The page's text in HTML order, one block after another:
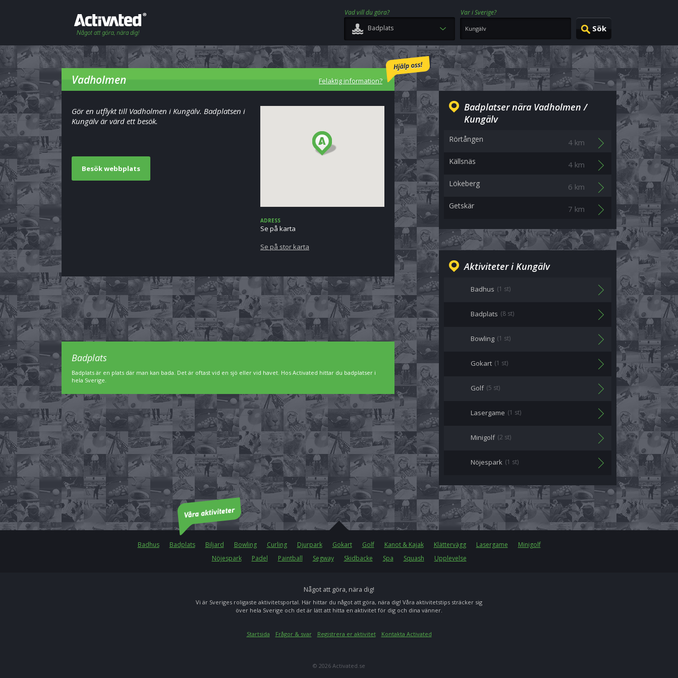
Vad vill du göra?
Var i Sverige?
Badplats
Vadholmen Felaktig information?
Gör en utflykt till Vadholmen i Kungälv. Badplatsen i
Kungälv är värd ett besök.
Besök webbplats
ADRESS
Se på karta
Se på stor karta
Badplatser nära Vadholmen /
Kungälv
Rörtången 4 km
Källsnäs 4 km
Lökeberg 6 km
Getskär 7 km
Aktiviteter i Kungälv
Badhus (1 st)
Badplats (8 st)
Bowling (1 st)
Gokart (1 st)
Golf (5 st)
Lasergame (1 st)
Minigolf (2 st)
Nöjespark (1 st)
Badplats
Badplats är en plats där man kan bada. Det är oftast vid en sjö eller vid havet. Hos Activated hittar du badplatser i
hela Sverige.
Badhus Badplats Biljard Bowling Curling Djurpark Gokart Golf Kanot & Kajak Klättervägg Lasergame
Minigolf
Nöjespark
Padel Paintball Segway Skidbacke Spa Squash Upplevelse
Något att göra, nära dig!
Vi är Sveriges roligaste aktivitetsportal. Här hittar du något att göra, nära dig! Våra aktivitetstips sträcker sig
över hela Sverige och det är lätt att hitta en aktivitet för dig och dina vänner.
Startsida Frågor & svar Registrera er aktivitet Kontakta Activated
© 2026 Activated.se